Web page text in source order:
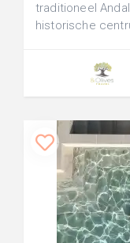
traditioneel
historische